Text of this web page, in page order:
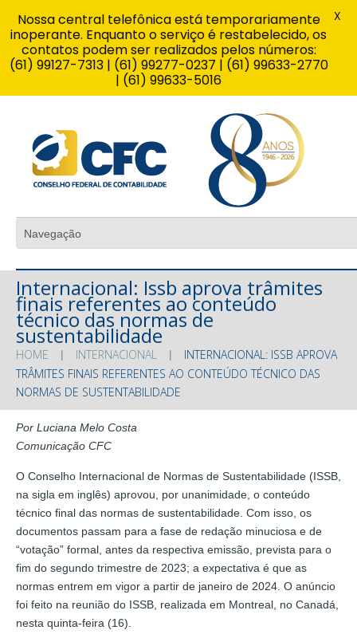
Internacional: Issb aprova trâmites
finais referentes ao conteúdo
técnico das normas de
sustentabilidade
HOME INTERNACIONAL
INTERNACIONAL: ISSB APROVA
TRÂMITES FINAIS REFERENTES AO CONTEÚDO TÉCNICO DAS
NORMAS DE SUSTENTABILIDADE
Por Luciana Melo Costa
Comunicação CFC
O Conselho Internacional de Normas de Sustentabilidade (ISSB,
na sigla em inglês) aprovou, por unanimidade, o conteúdo
técnico final das normas de sustentabilidade. Com isso, os
documentos passam para a fase de redação minuciosa e de
“votação” formal, antes da respectiva emissão, prevista para o
fim do segundo trimestre de 2023; a expectativa é que as
normas entrem em vigor a partir de janeiro de 2024. O anúncio
foi feito na reunião do ISSB, realizada em Montreal, no Canadá,
nesta quinta-feira (16).
Nossa central telefônica está temporariamente
inoperante. Enquanto o serviço é restabelecido, os
contatos podem ser realizados pelos números:
(61) 99127-7313 | (61) 99277-0237 | (61) 99633-2770
| (61) 99633-5016
X